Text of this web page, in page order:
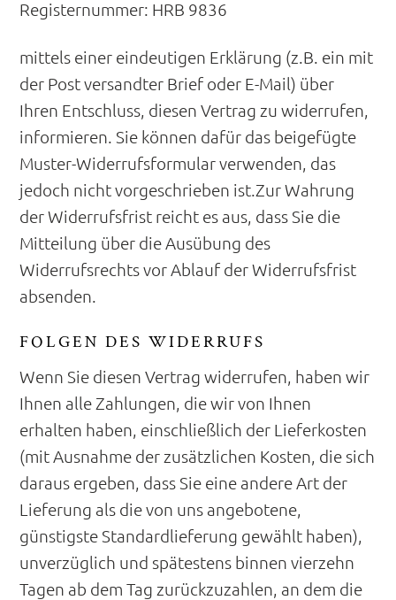
Registernummer: HRB 9836
mittels einer eindeutigen Erklärung (z.B. ein mit
der Post versandter Brief oder E-Mail) über
Ihren Entschluss, diesen Vertrag zu widerrufen,
informieren. Sie können dafür das beigefügte
Muster-Widerrufsformular verwenden, das
jedoch nicht vorgeschrieben ist.Zur Wahrung
der Widerrufsfrist reicht es aus, dass Sie die
Mitteilung über die Ausübung des
Widerrufsrechts vor Ablauf der Widerrufsfrist
absenden.
FOLGEN DES WIDERRUFS
Wenn Sie diesen Vertrag widerrufen, haben wir
Ihnen alle Zahlungen, die wir von Ihnen
erhalten haben, einschließlich der Lieferkosten
(mit Ausnahme der zusätzlichen Kosten, die sich
daraus ergeben, dass Sie eine andere Art der
Lieferung als die von uns angebotene,
günstigste Standardlieferung gewählt haben),
unverzüglich und spätestens binnen vierzehn
Tagen ab dem Tag zurückzuzahlen, an dem die